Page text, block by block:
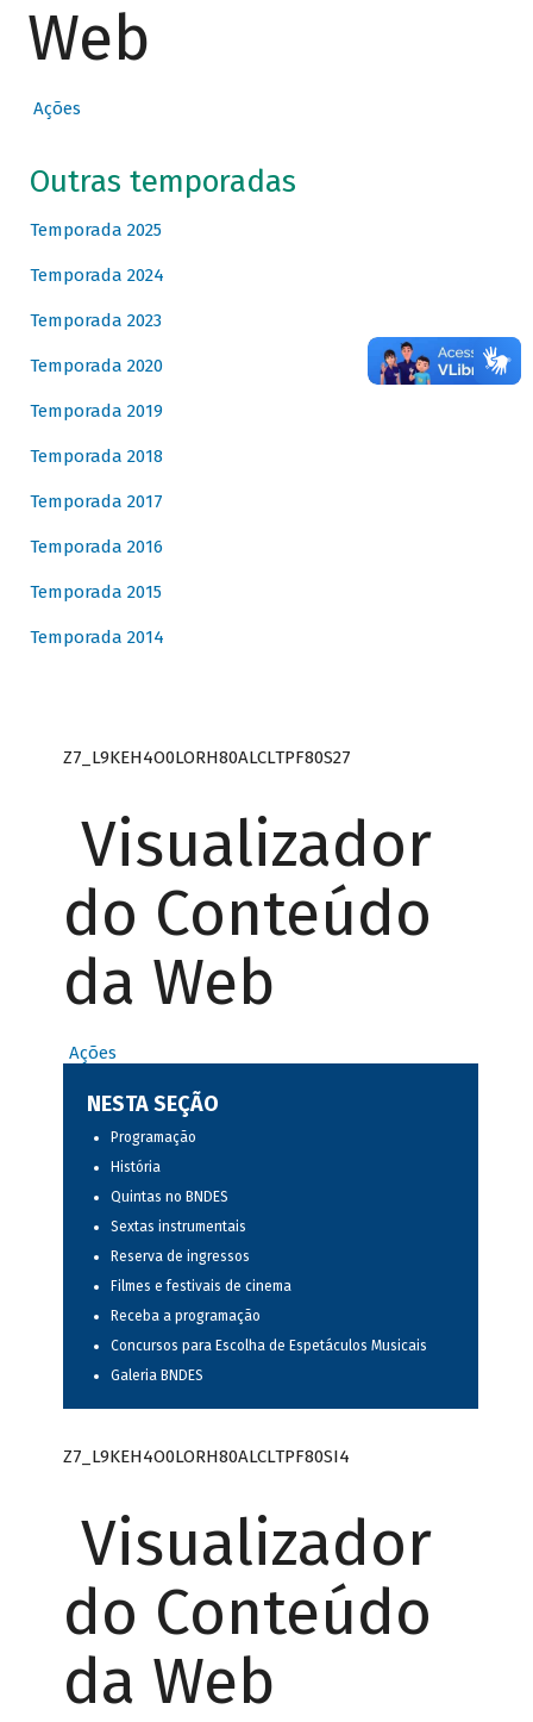
Web
Ações
Outras temporadas
Temporada 2025
Temporada 2024
Temporada 2023
Temporada 2020
Temporada 2019
Temporada 2018
Temporada 2017
Temporada 2016
Temporada 2015
Temporada 2014
Z7_L9KEH4O0LORH80ALCLTPF80S27
Visualizador
do Conteúdo
da Web
Ações
NESTA SEÇÃO
Programação
História
Quintas no BNDES
Sextas instrumentais
Reserva de ingressos
Filmes e festivais de cinema
Receba a programação
Concursos para Escolha de Espetáculos Musicais
Galeria BNDES
Z7_L9KEH4O0LORH80ALCLTPF80SI4
Visualizador
do Conteúdo
da Web